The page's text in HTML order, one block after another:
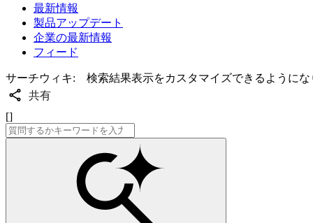
最新情報
製品アップデート
企業の最新情報
フィード
サーチウィキ: 検索結果表示をカスタマイズできるようにな
共有
[]